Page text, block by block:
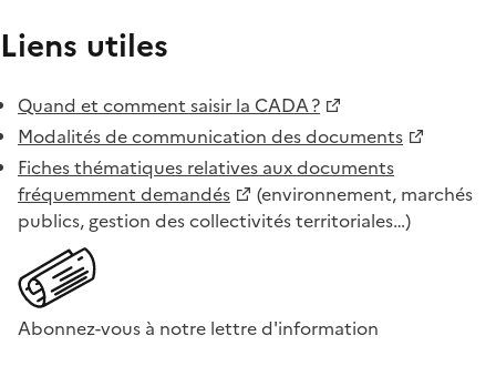
Liens utiles
Quand et comment saisir la CADA ?
Modalités de communication des documents
Fiches thématiques relatives aux documents
fréquemment demandés
(environnement, marchés
publics, gestion des collectivités territoriales…)
Abonnez-vous à notre lettre d'information